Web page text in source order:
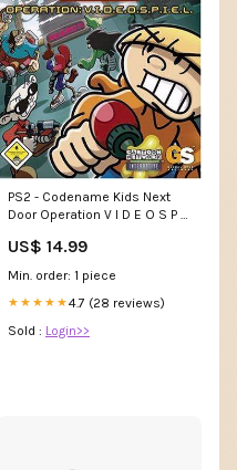
PS2 - Codename Kids Next
Door Operation V I D E O S P I
ANIGAME
US$ 14.99
Min. order: 1 piece
★★★★★4.7 (28 reviews)
Sold : Login>>